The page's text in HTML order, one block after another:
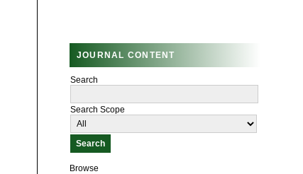
JOURNAL CONTENT
Search
Search Scope
Browse